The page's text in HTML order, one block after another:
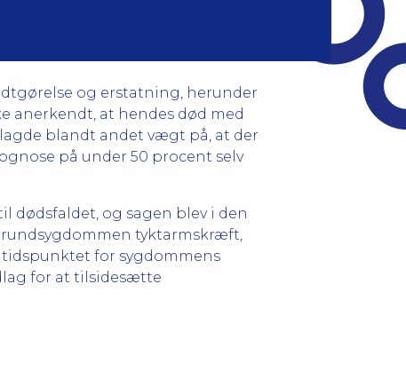
og erstatning, herunder
anerkendt, at hendes død med
blandt andet vægt på, at der
på under 50 procent selv
dødsfaldet, og sagen blev i den
tyktarmskræft,
for sygdommens
for at tilsidesætte